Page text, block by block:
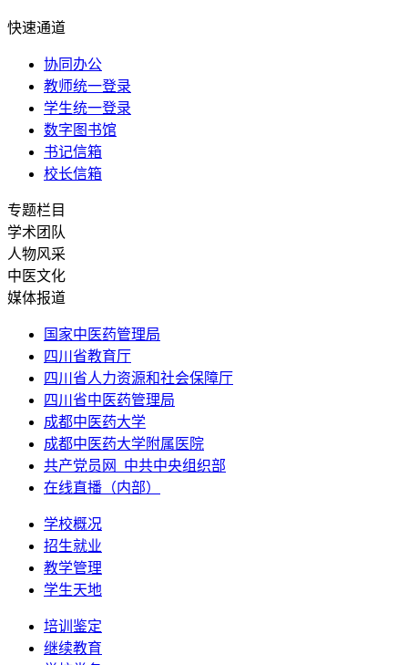
快速通道
协同办公
教师统一登录
学生统一登录
数字图书馆
书记信箱
校长信箱
专题栏目
学术团队
人物风采
中医文化
媒体报道
国家中医药管理局
四川省教育厅
四川省人力资源和社会保障厅
四川省中医药管理局
成都中医药大学
成都中医药大学附属医院
共产党员网_中共中央组织部
在线直播（内部）
学校概况
招生就业
教学管理
学生天地
培训鉴定
继续教育